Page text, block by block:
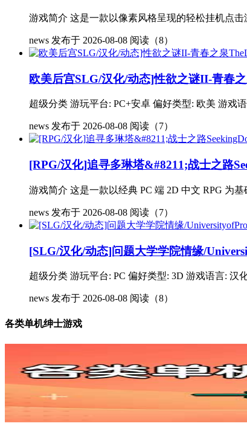
游戏简介 这是一款以像素风格呈现的轻松挂机点
news 发布于 2026-08-08 阅读（8）
欧美后宫SLG/汉化/动态]性欲之谜II-青春
超级分类 游玩平台: PC+安卓 偏好类型: 欧美 游戏
news 发布于 2026-08-08 阅读（7）
[RPG/汉化]追寻多琳塔&#8211;战士之路
游戏简介 这是一款以经典 PC 端 2D 中文 RPG 为
news 发布于 2026-08-08 阅读（7）
[SLG/汉化/动态]问题大学学院情缘/
超级分类 游玩平台: PC 偏好类型: 3D 游戏语言: 汉
news 发布于 2026-08-08 阅读（8）
各类单机绅士游戏